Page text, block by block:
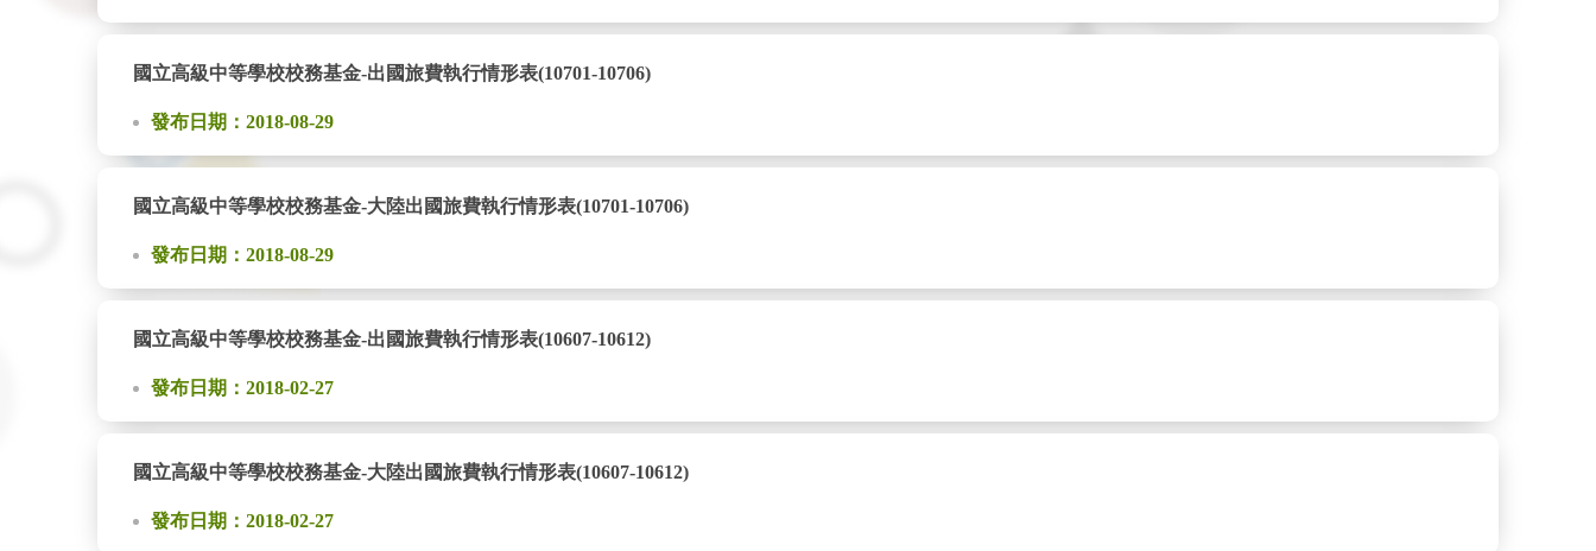
國立高級中等學校校務基金-出國旅費執行情形表(10701-10706)
發布日期：2018-08-29
國立高級中等學校校務基金-大陸出國旅費執行情形表(10701-10706)
發布日期：2018-08-29
國立高級中等學校校務基金-出國旅費執行情形表(10607-10612)
發布日期：2018-02-27
國立高級中等學校校務基金-大陸出國旅費執行情形表(10607-10612)
發布日期：2018-02-27